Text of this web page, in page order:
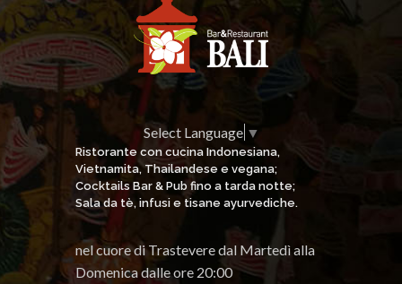
Select Language ▼
Ristorante con cucina Indonesiana,
Vietnamita, Thailandese e vegana;
Cocktails Bar & Pub fino a tarda notte;
Sala da tè, infusi e tisane ayurvediche.
nel cuore di Trastevere dal Martedì alla
Domenica dalle ore 20:00